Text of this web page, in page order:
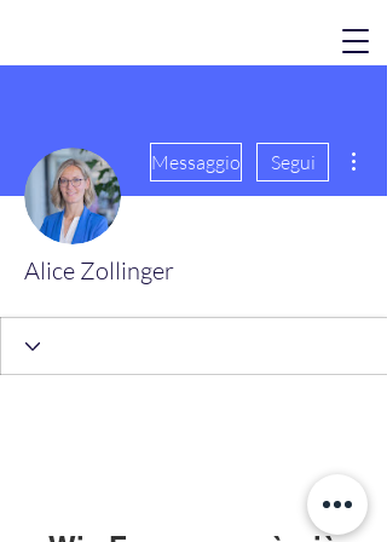
Messaggio Segui
Alice Zollinger